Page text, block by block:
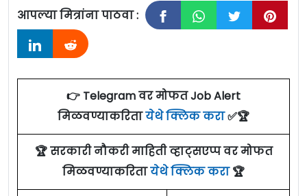
आपल्या मित्रांना पाठवा :
👉 Telegram वर मोफत Job Alert
मिळवण्याकरितायेथे क्लिक करा✅🏆
🏆 सरकारी नौकरी माहिती व्हाट्सएप्प वर मोफत
मिळवण्याकरितायेथे क्लिक करा🏆